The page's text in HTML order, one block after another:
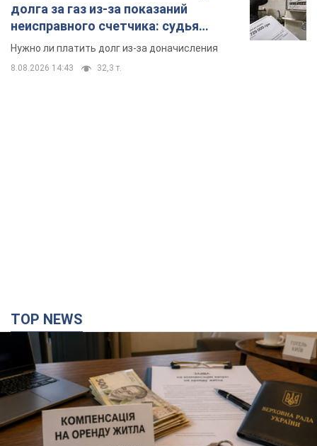
долга за газ из-за показаний
неисправного счетчика: судья
вынес неожиданное решение
Нужно ли платить долг из-за доначисления
8.08.2026 14:43 32,3 т.
TOP NEWS